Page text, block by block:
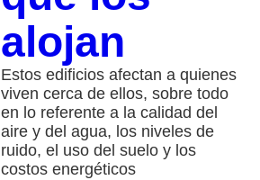
alojan
Estos edificios afectan a quienes
viven cerca de ellos, sobre todo
en lo referente a la calidad del
aire y del agua, los niveles de
ruido, el uso del suelo y los
costos energéticos